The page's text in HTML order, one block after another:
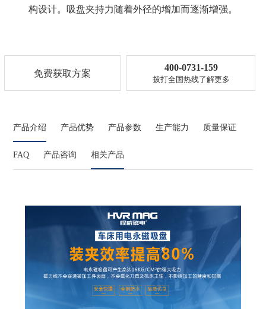
构设计。吸盘夹持力随着外径的增加而逐渐增强。
免费获取方案
400-0731-159
拨打全国热线了解更多
产品介绍 产品优势 产品参数 生产能力 质量保证
FAQ 产品咨询 相关产品